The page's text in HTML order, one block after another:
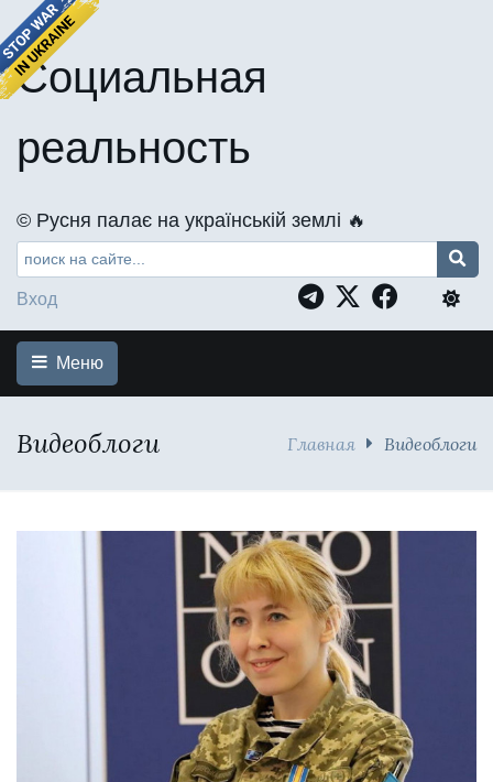
Социальная
реальность
©️ Русня палає на українській землі 🔥
Вход
Меню
Видеоблоги Главная Видеоблоги